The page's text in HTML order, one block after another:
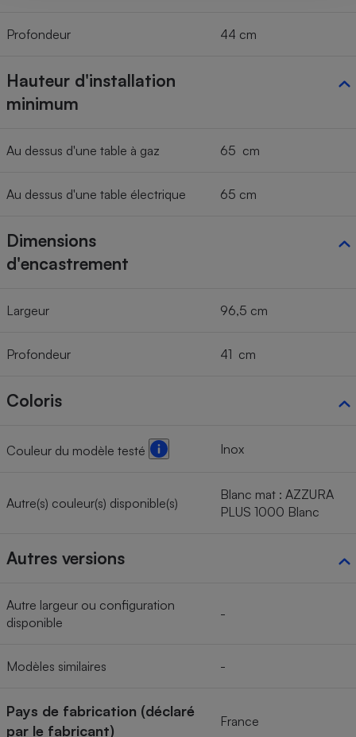
Profondeur 44 cm
Hauteur d'installation
minimum
Au dessus d'une table à gaz 65 cm
Au dessus d'une table électrique 65 cm
Dimensions
d'encastrement
Largeur 96,5 cm
Profondeur 41 cm
Coloris
Couleur du modèle testé Inox
Autre(s) couleur(s) disponible(s)
Blanc mat : AZZURA
PLUS 1000 Blanc
Autres versions
Autre largeur ou configuration
disponible
-
Modèles similaires -
Pays de fabrication (déclaré
par le fabricant)
France